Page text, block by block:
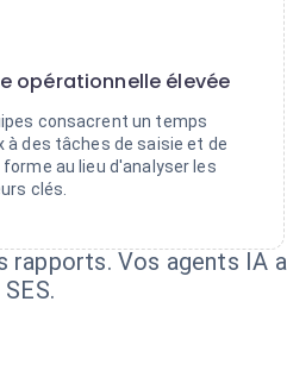
opérationnelle élevée
consacrent un temps
à des tâches de saisie et de
au lieu d'analyser les
clés.
Vos agents IA